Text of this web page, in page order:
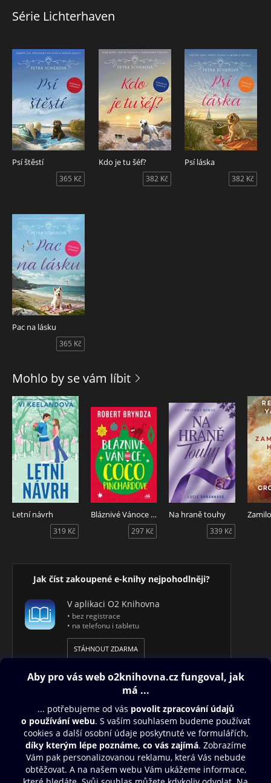
Série Lichterhaven
Psí štěstí
365 Kč
Kdo je tu šéf?
382 Kč
Psí láska
382 Kč
Pac na lásku
365 Kč
Mohlo by se vám líbit
Letní návrh
319 Kč
Bláznivé Vánoce Coco Pinchardové
297 Kč
Na hraně touhy
339 Kč
Jak číst zakoupené e-knihy nejpohodlněji?
V aplikaci O2 Knihovna
• bez registrace
• na telefonu i tabletu
STÁHNOUT ZDARMA
Obsah ke stažení
Moje O2 Knihovna
Další zábava